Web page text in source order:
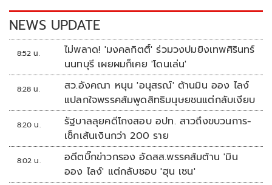
k k
NEWS UPDATE
8:52 น.
ไม่พลาด! 'มงคลกิตติ์' ร่วมวงปมยิงเทพศิรินทร์
นนทบุรี เผยผมก็เคย 'โดนเล่น'
8:28 น.
สว.อังคณา หนุน 'อนุสรณ์' ต้านมิน ออง ไลง์
แปลกใจพรรคส้มพูดสิทธิมนุษยชนแต่กลับเงียบ
8:20 น.
รัฐบาลลุยคดีโกงสอบ อปท. สาวถึงขบวนการ-
เช็กเส้นเงินกว่า 200 ราย
8:02 น.
อดีตบิ๊กข่าวกรอง อัดสส.พรรคส้มต้าน 'มิน
ออง ไลง์' แต่กลับชอบ 'ฮุน เซน'